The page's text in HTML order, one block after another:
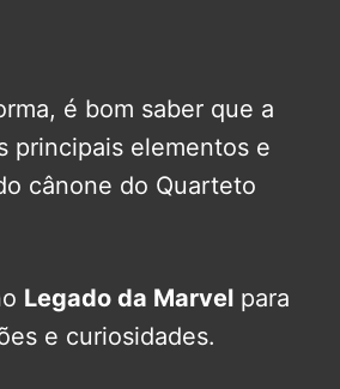
é bom saber que a
principais elementos e
cânone do Quarteto
Legado da Marvel para
e curiosidades.